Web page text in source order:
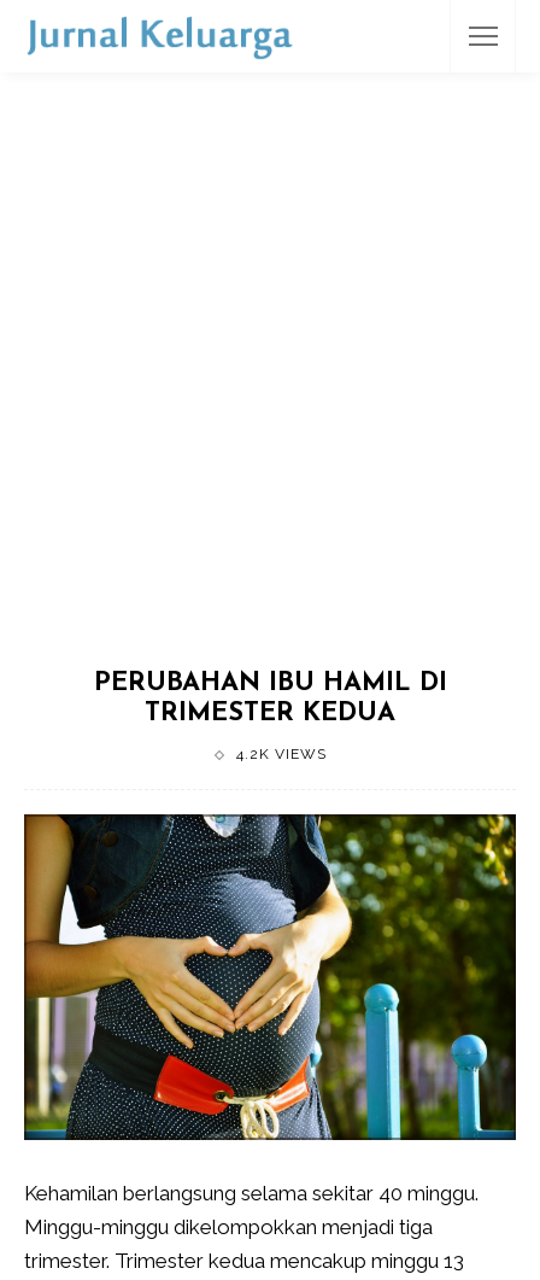
PERUBAHAN IBU HAMIL DI
TRIMESTER KEDUA
4.2K VIEWS
Kehamilan berlangsung selama sekitar 40 minggu.
Minggu-minggu dikelompokkan menjadi tiga
trimester. Trimester kedua mencakup minggu 13